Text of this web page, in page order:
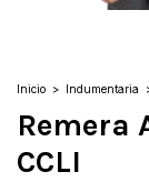
Inicio > Indumentaria
Remera
CCLI